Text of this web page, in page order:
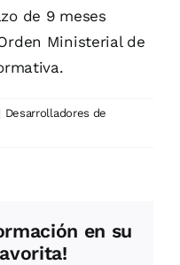
de 9 meses
Ministerial de
Desarrolladores de
en su